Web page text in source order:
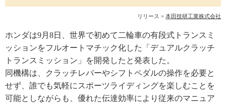
リリース = 本田技研工業株式会社
ホンダは9月8日、世界で初めて二輪車の有段式トランスミ
ッションをフルオートマチック化した「デュアルクラッチ
トランスミッション」を開発したと発表した。
同機構は、クラッチレバーやシフトペダルの操作を必要と
せず、誰でも気軽にスポーツライディングを楽しむことを
可能としながらも、優れた伝達効率により従来のマニュア